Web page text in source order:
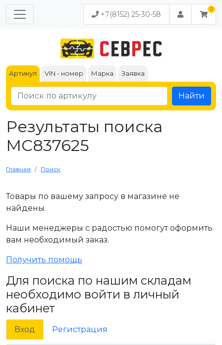
+7(8152) 25-30-58
Артикул VIN - номер Марка Заявка
Найти
Результаты поиска
MC837625
Главная Поиск
Товары по вашему запросу в магазине не
найдены.
Наши менеджеры с радостью помогут оформить
вам необходимый заказ.
Получить помощь
Для поиска по нашим складам
необходимо войти в личный
кабинет
Вход Регистрация